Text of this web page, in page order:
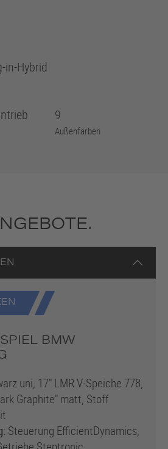
in-Hybrid
9
Außenfarben
BMW
uni, 17" LMR V-Speiche 778,
Graphite" matt, Stoff
Steuerung EfficientDynamics,